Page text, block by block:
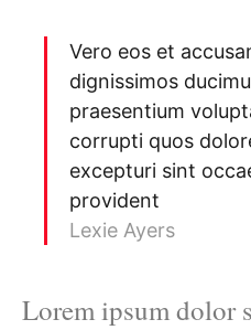
Vero eos et
dignissimos
praesentium
corrupti quos
excepturi sint
provident
Lexie Ayers
Lorem ipsum dolor